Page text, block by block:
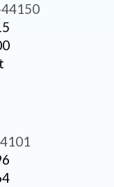
44150